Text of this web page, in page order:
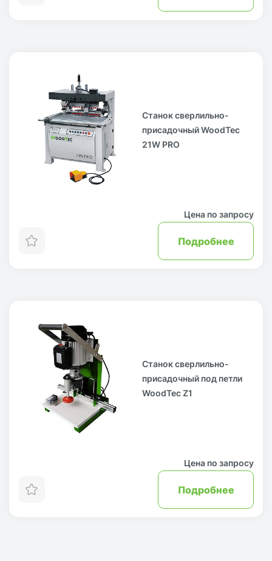
Станок сверлильно-
присадочный WoodTec
21W PRO
Цена по запросу
Подробнее
Станок сверлильно-
присадочный под петли
WoodTec Z1
Цена по запросу
Подробнее